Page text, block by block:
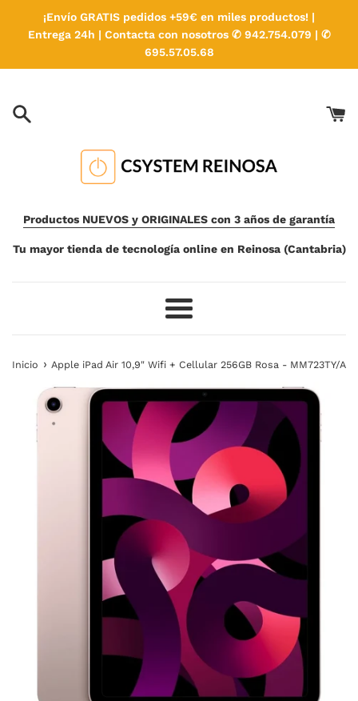
directamente
¡Envío GRATIS pedidos +59€ en miles productos! |
Entrega 24h | Contacta con nosotros ✆ 942.754.079 | ✆
695.57.05.68
Productos NUEVOS y ORIGINALES con 3 años de garantía
Tu mayor tienda de tecnología online en Reinosa (Cantabria)
Más
Inicio › Apple iPad Air 10,9" Wifi + Cellular 256GB Rosa - MM723TY/A